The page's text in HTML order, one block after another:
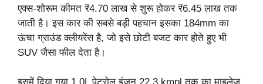
एक्स-शोरूम कीमत ₹4.70 लाख से शुरू होकर ₹6.45 लाख तक
जाती है। इस कार की सबसे बड़ी पहचान इसका 184mm का
ऊंचा ग्राउंड क्लीयरेंस है, जो इसे छोटी बजट कार होते हुए भी
SUV जैसा फील देता है।